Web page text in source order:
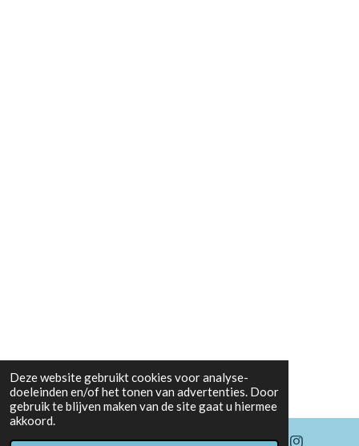
Deze website gebruikt cookies voor analyse-
doeleinden en/of het tonen van advertenties. Door
gebruik te blijven maken van de site gaat u hiermee
akkoord.